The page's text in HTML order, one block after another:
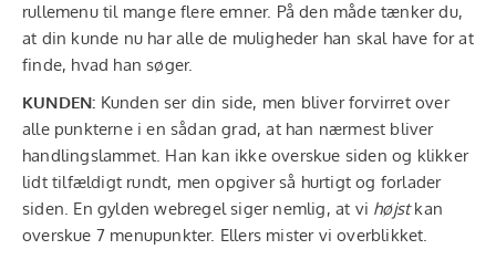
rullemenu til mange flere emner. På den måde tænker du,
at din kunde nu har alle de muligheder han skal have for at
finde, hvad han søger.
KUNDEN: Kunden ser din side, men bliver forvirret over
alle punkterne i en sådan grad, at han nærmest bliver
handlingslammet. Han kan ikke overskue siden og klikker
lidt tilfældigt rundt, men opgiver så hurtigt og forlader
siden. En gylden webregel siger nemlig, at vi højstkan
overskue 7 menupunkter. Ellers mister vi overblikket.